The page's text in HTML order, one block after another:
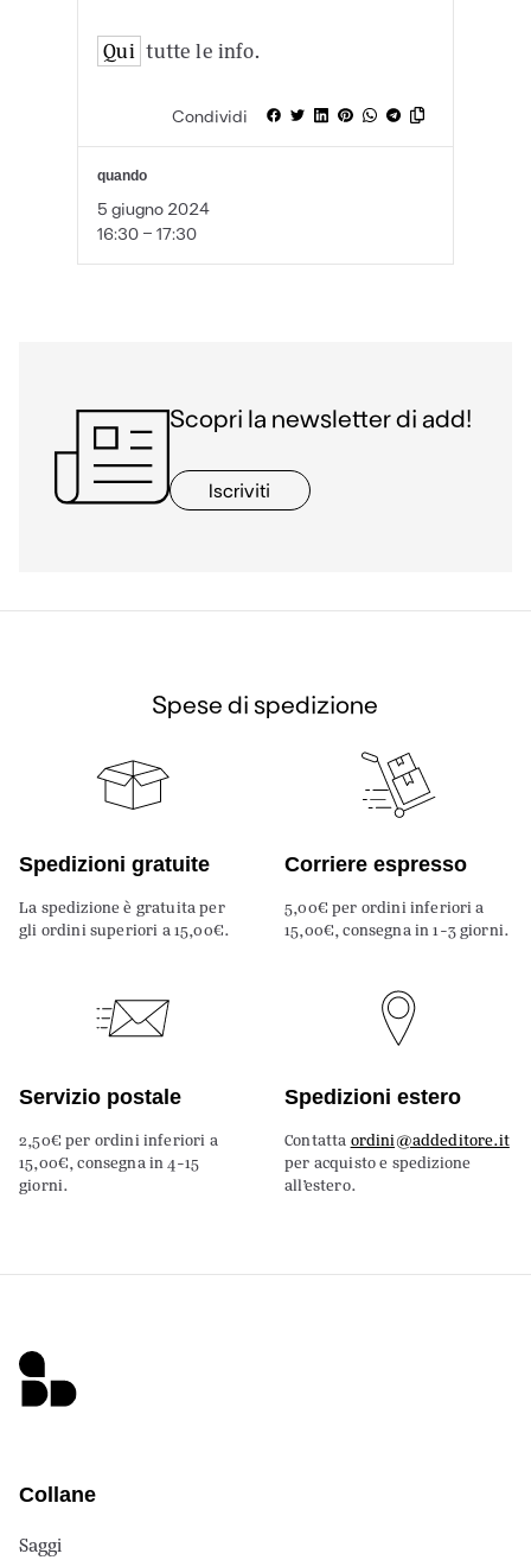
Qui tutte le info.
Condividi
quando
5 giugno 2024
16:30 - 17:30
Scopri la newsletter di add!
Iscriviti
Spese di spedizione
Spedizioni gratuite
La spedizione è gratuita per
gli ordini superiori a 15,00€.
Corriere espresso
5,00€ per ordini inferiori a
15,00€, consegna in 1-3 giorni.
Servizio postale
2,50€ per ordini inferiori a
15,00€, consegna in 4-15
giorni.
Spedizioni estero
Contatta ordini@addeditore.it
per acquisto e spedizione
all’estero.
Collane
Saggi